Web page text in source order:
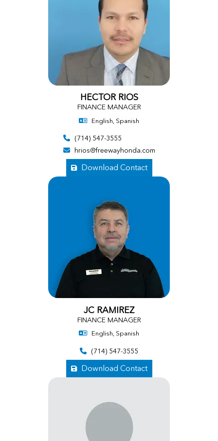
HECTOR RIOS
FINANCE MANAGER
English, Spanish
(714) 547-3555
hrios@freewayhonda.com
Download Contact
JC RAMIREZ
FINANCE MANAGER
English, Spanish
(714) 547-3555
Download Contact